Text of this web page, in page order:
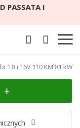
PASSATA I
1.8 i 16V 110 KM 81 kW